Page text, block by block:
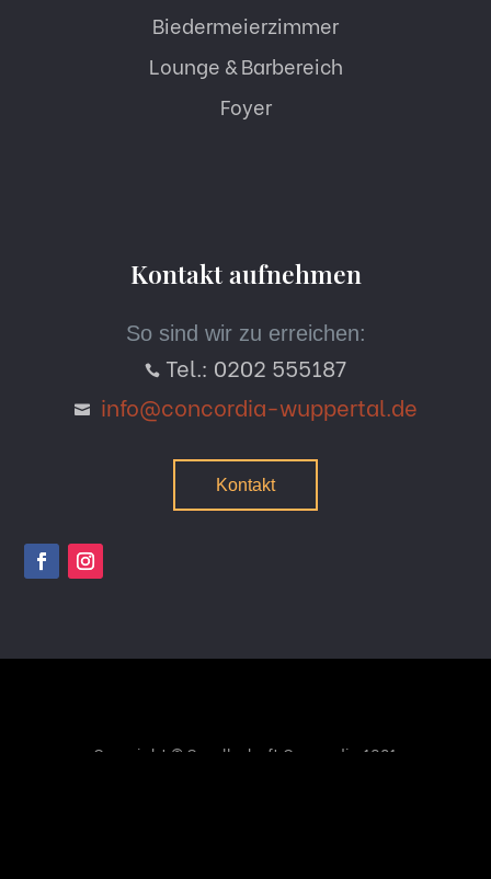
Biedermeierzimmer
Lounge & Barbereich
Foyer
Kontakt aufnehmen
So sind wir zu erreichen:
 Tel.: 0202 555187
 info@concordia-wuppertal.de
Kontakt
Copyright © Gesellschaft Concordia 1801